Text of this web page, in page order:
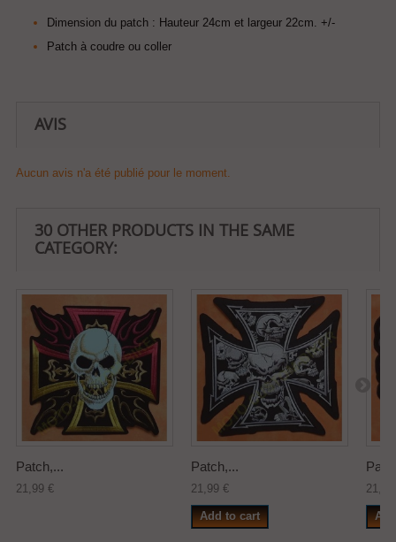
Dimension du patch : Hauteur 24cm et largeur 22cm. +/-
Patch à coudre ou coller
AVIS
Aucun avis n'a été publié pour le moment.
30 OTHER PRODUCTS IN THE SAME
CATEGORY:
Patch,...
21,99 €
Patch,...
21,99 €
Add to cart